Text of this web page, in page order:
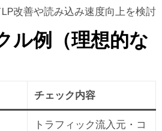
改善や読み込み速度向上を検討
ル例（理想的な
チェック内容
トラフィック流入元・コ